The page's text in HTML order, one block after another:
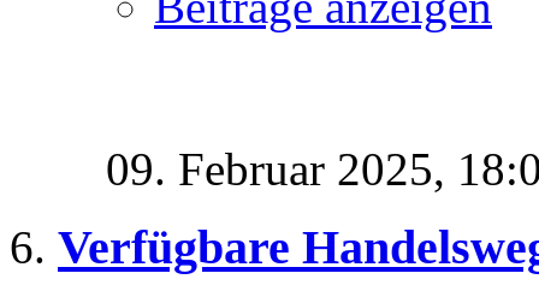
09. Februar 2025,
Verfügbare